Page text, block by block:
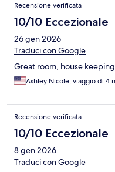
Recensione verificata
10/10 Eccezionale
26 gen 2026
Traduci con Google
Great room, house
Ashley Nicole, viaggio di 4
Recensione verificata
10/10 Eccezionale
8 gen 2026
Traduci con Google